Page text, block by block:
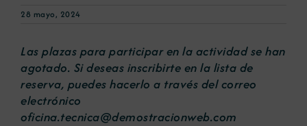
28 mayo, 2024
Las plazas para participar en la actividad se han
agotado. Si deseas inscribirte en la lista de
reserva, puedes hacerlo a través del correo
electrónico
oficina.tecnica@demostracionweb.com